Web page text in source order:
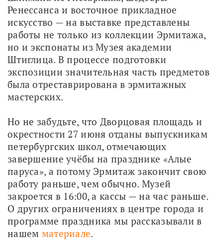
Ренессанса и восточное прикладное
искусство — на выставке представлены
работы не только из коллекции Эрмитажа,
но и экспонаты из Музея академии
Штиглица. В процессе подготовки
экспозиции значительная часть предметов
была отреставрирована в эрмитажных
мастерских.
Но не забудьте, что Дворцовая площадь и
окрестности 27 июня отданы выпускникам
петербургских школ, отмечающих
завершение учёбы на празднике «Алые
паруса», а потому Эрмитаж закончит свою
работу раньше, чем обычно. Музей
закроется в 16:00, а кассы — на час раньше.
О других ограничениях в центре города и
программе праздника мы рассказывали в
нашем материале.